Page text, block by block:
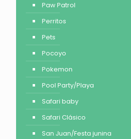
Paw Patrol
Perritos
Pets
Pocoyo
Pokemon
Pool Party/Playa
Safari baby
Safari Clásico
San Juan/Festa junina